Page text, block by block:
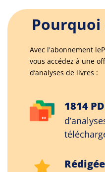
Pourquoi
Avec l'abonnement
vous accédez à une
d’analyses de livres :
1814